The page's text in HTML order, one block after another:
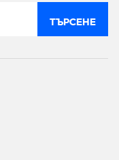
ТЪРСЕНЕ